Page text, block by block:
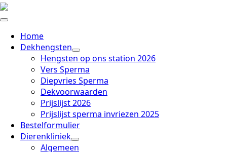
Home
Dekhengsten
Hengsten op ons station 2026
Vers Sperma
Diepvries Sperma
Dekvoorwaarden
Prijslijst 2026
Prijslijst sperma invriezen 2025
Bestelformulier
Dierenkliniek
Algemeen